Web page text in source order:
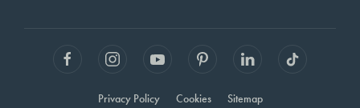
Privacy Policy Cookies Sitemap